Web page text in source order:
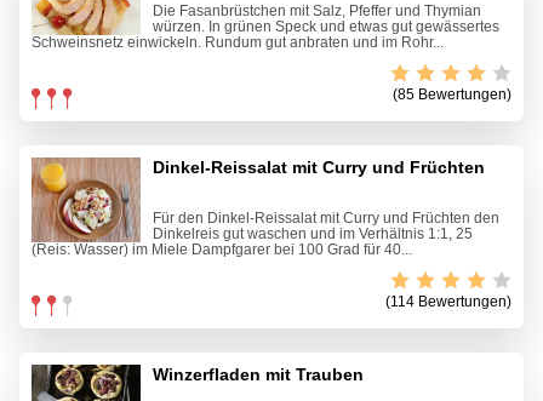
Die Fasanbrüstchen mit Salz, Pfeffer und Thymian
würzen. In grünen Speck und etwas gut gewässertes
Schweinsnetz einwickeln. Rundum gut anbraten und im Rohr...
(85 Bewertungen)
Dinkel-Reissalat mit Curry und Früchten
Für den Dinkel-Reissalat mit Curry und Früchten den
Dinkelreis gut waschen und im Verhältnis 1:1, 25
(Reis: Wasser) im Miele Dampfgarer bei 100 Grad für 40...
(114 Bewertungen)
Winzerfladen mit Trauben